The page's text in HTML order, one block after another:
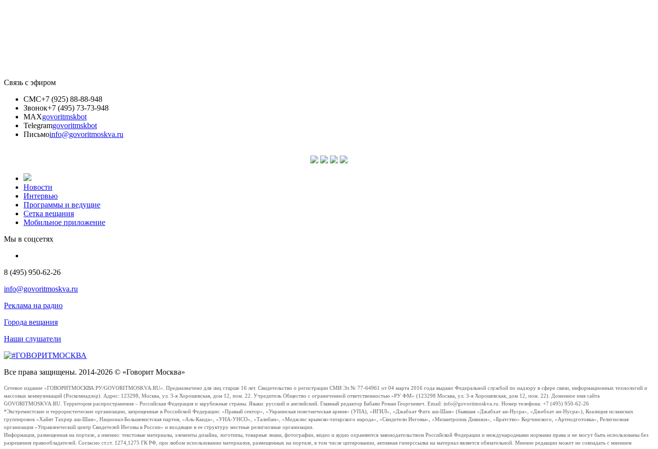
Связь с эфиром
СМС+7 (925) 88-88-948
Звонок+7 (495) 73-73-948
MAXgovoritmskbot
Telegramgovoritmskbot
Письмоinfo@govoritmoskva.ru
Новости
Интервью
Программы и ведущие
Сетка вещания
Мобильное приложение
Мы в соцсетях
8 (495) 950-62-26
info@govoritmoskva.ru
Реклама на радио
Города вещания
Наши слушатели
Все права защищены. 2014-2026 © «Говорит Москва»
Сетевое издание «ГОВОРИТМОСКВА.РУ/GOVORITMOSKVA.RU». Предназначено для лиц старше 16 лет. Свидетельство о регистрации СМИ Эл № 77-64961 от 04 марта 2016 года выдано Федеральной службой по надзору в сфере связи, информационных технологий и
массовых коммуникаций (Роскомнадзор). Адрес: 123298, Москва, ул. 3-я Хорошевская, дом 12, пом. 22. Учредитель Общество с ограниченной ответственностью «РУ ФМ» (123298 Москва, ул. 3-я Хорошевская, дом 12, пом. 22). Доменное имя сайта
GOVORITMOSKVA.RU. Территория распространения – Российская Федерация и зарубежные страны. Языки: русский и английский. Главный редактор Бабаян Роман Георгиевич. Email: info@govoritmoskva.ru. Номер телефона: +7 (495) 950-62-26
*Экстремистские и террористические организации, запрещенные в Российской Федерации: «Правый сектор», «Украинская повстанческая армия» (УПА), «ИГИЛ», «Джабхат Фатх аш-Шам» (бывшая «Джабхат ан-Нусра», «Джебхат ан-Нусра»), Коалиция исламских
группировок «Хайят Тахрир аш-Шам», Национал-Большевистская партия, «Аль-Каида», «УНА-УНСО», «Талибан», «Меджлис крымско-татарского народа», «Свидетели Иеговы», «Мизантропик Дивижн», «Братство» Корчинского, «Артподготовка», Религиозная
организация «Управленческий центр Свидетелей Иеговы в России» и входящие в ее структуру местные религиозные организации.
Информация, размещенная на портале, а именно: текстовые материалы, элементы дизайна, логотипы, товарные знаки, фотографии, видео и аудио охраняются законодательством Российской Федерации и международными нормами права и не могут быть использованы без
разрешения правообладателей. Согласно ст.ст. 1274,1275 ГК РФ, при любом использовании материалов, размещенных на портале, в том числе цитировании, активная гиперссылка на материал является обязательной. Мнение редакции может не совпадать с мнением